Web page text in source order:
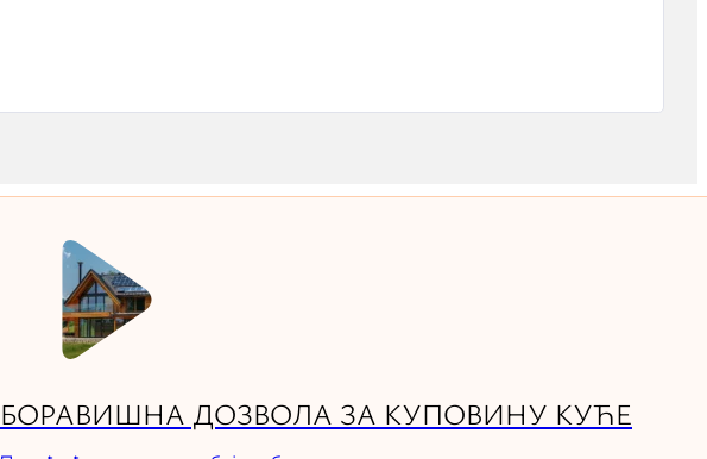
БОРАВИШНА ДОЗВОЛА ЗА КУПОВИНУ КУЋЕ